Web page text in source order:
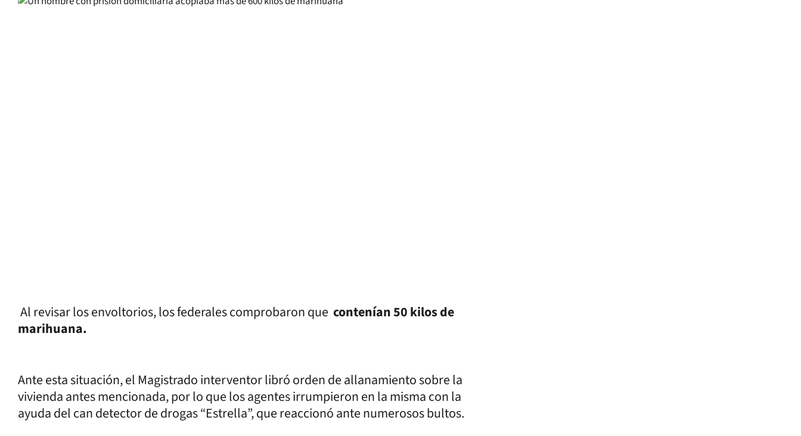
Al revisar los envoltorios, los federales comprobaron que contenían 50 kilos de
marihuana.
Ante esta situación, el Magistrado interventor libró orden de allanamiento sobre la
vivienda antes mencionada, por lo que los agentes irrumpieron en la misma con la
ayuda del can detector de drogas “Estrella”, que reaccionó ante numerosos bultos.